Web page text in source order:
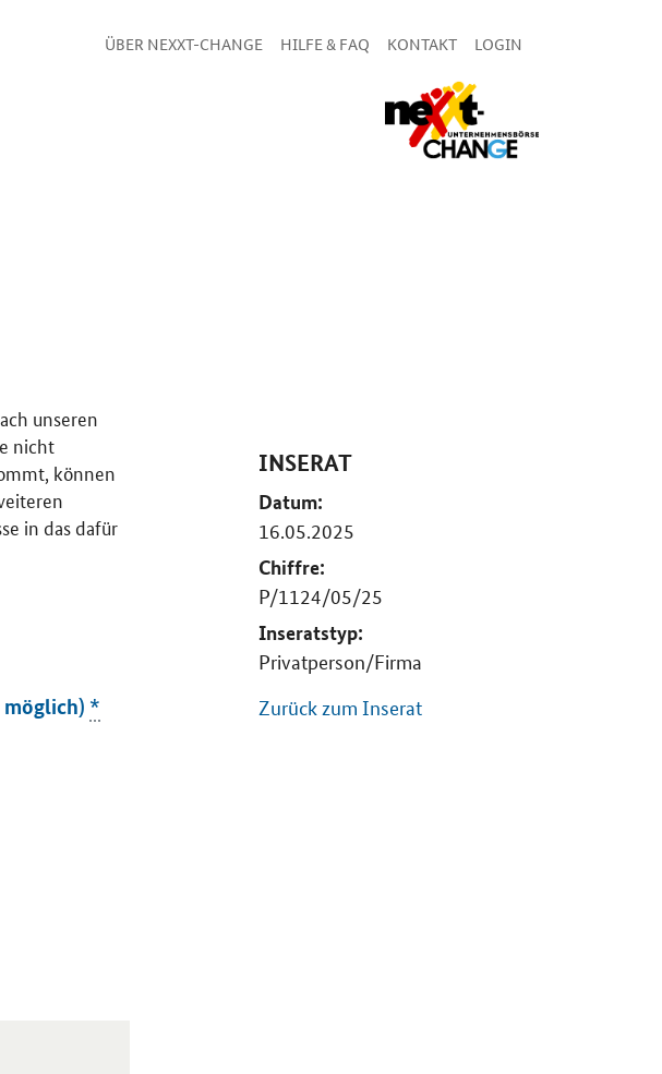
ÜBER NEXXT-CHANGE HILFE & FAQ KONTAKT LOGIN
unseren
nicht
können
in das dafür
möglich) *
INSERAT
Datum:
16.05.2025
Chiffre:
P/1124/05/25
Inseratstyp:
Privatperson/Firma
Zurück zum Inserat